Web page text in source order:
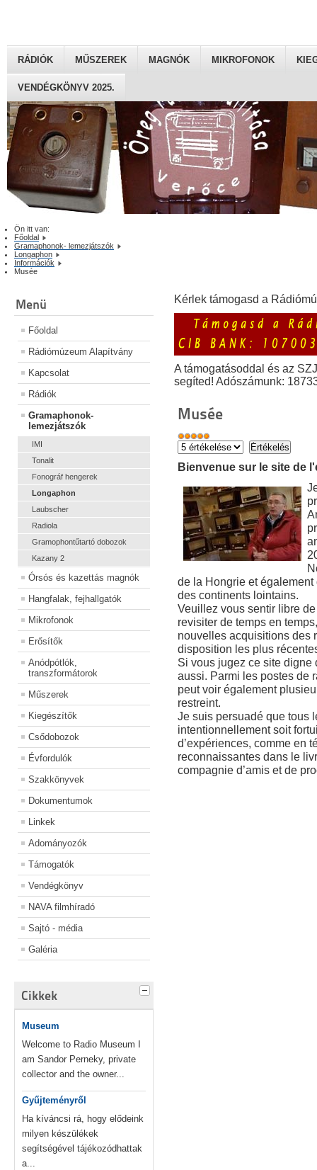
RÁDIÓK MŰSZEREK MAGNÓK MIKROFONOK
VENDÉGKÖNYV 2025.
Ön itt van:
Főoldal
Gramaphonok- lemezjátszók
Longaphon
Információk
Musée
Menü
Főoldal
Rádiómúzeum Alapítvány
Kapcsolat
Rádiók
Gramaphonok-
lemezjátszók
IMI
Tonalit
Fonográf hengerek
Longaphon
Laubscher
Radiola
Gramophontűtartó dobozok
Kazany 2
Órsós és kazettás magnók
Hangfalak, fejhallgatók
Mikrofonok
Erősítők
Anódpótlók,
transzformátorok
Műszerek
Kiegészítők
Csődobozok
Évfordulók
Szakkönyvek
Dokumentumok
Linkek
Adományozók
Támogatók
Vendégkönyv
NAVA filmhíradó
Sajtó - média
Galéria
Cikkek
Museum
Welcome to Radio Museum I
am Sandor Perneky, private
collector and the owner...
Gyűjteményről
Ha kíváncsi rá, hogy elődeink
milyen készülékek
segítségével tájékozódhattak
a...
Kérlek támogasd a
A támogatásoddal és az
segíted! Adószámunk:
Musée
Bienvenue sur le site de
de la Hongrie et également
des continents lointains.
Veuillez vous sentir libre
revisiter de temps en
nouvelles acquisitions des
disposition les plus
Si vous jugez ce site digne
aussi. Parmi les postes de
peut voir également
restreint.
Je suis persuadé que tous
intentionnellement soit
d’expériences, comme en
reconnaissantes dans le
compagnie d’amis et de